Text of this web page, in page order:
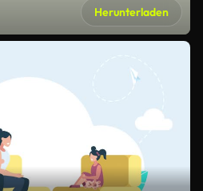
Herunterladen